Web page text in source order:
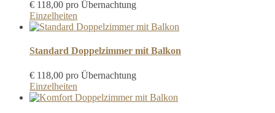
€ 118,00 pro Übernachtung
Einzelheiten
Standard Doppelzimmer mit Balkon
€ 118,00 pro Übernachtung
Einzelheiten